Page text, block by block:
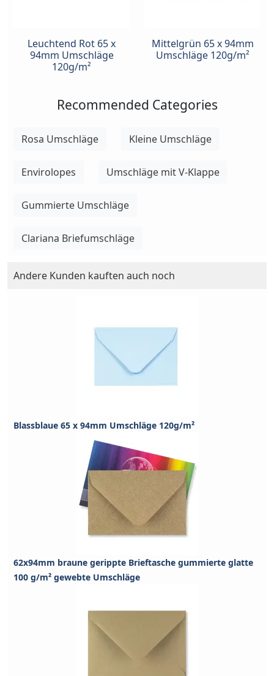
Leuchtend Rot 65 x
94mm Umschläge
120g/m²
Mittelgrün 65 x 94mm
Umschläge 120g/m²
Recommended Categories
Rosa Umschläge Kleine Umschläge
Envirolopes Umschläge mit V-Klappe
Gummierte Umschläge
Clariana Briefumschläge
Andere Kunden kauften auch noch
Blassblaue 65 x 94mm Umschläge 120g/m²
62x94mm braune gerippte Brieftasche gummierte glatte
100 g/m² gewebte Umschläge